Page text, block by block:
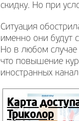
скидку. Но при
Ситуация
именно они будут
Но в любом случае
что повышение
иностранных
Карта
Триколор